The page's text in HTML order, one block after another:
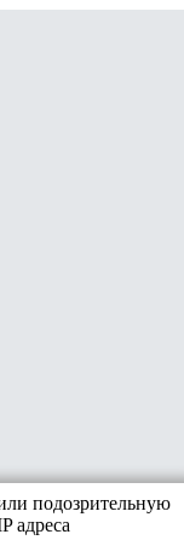
подозрительную
адреса